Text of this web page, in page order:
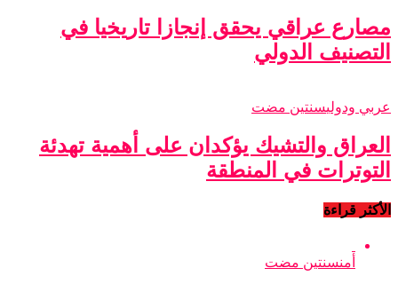
مصارع عراقي يحقق إنجازا تاريخيا في
التصنيف الدولي
عربي ودوليسنتين مضت
العراق والتشيك يؤكدان على أهمية تهدئة
التوترات في المنطقة
الأكثر قراءة
أمنسنتين مضت